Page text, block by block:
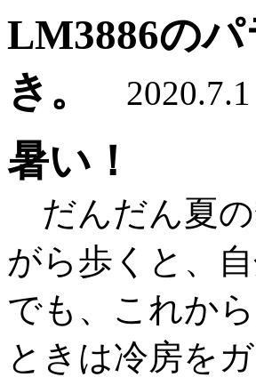
LM3886の
き。
2020.7.1
暑い！
だんだん夏の
がら歩くと、
でも、これか
ときは冷房を